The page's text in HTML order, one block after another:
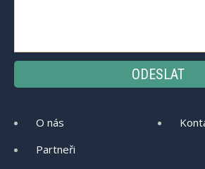
O nás
Partneři